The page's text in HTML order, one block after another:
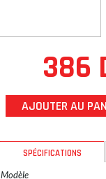
386
AJOUTER AU
SPÉCIFICATIONS
Modèle